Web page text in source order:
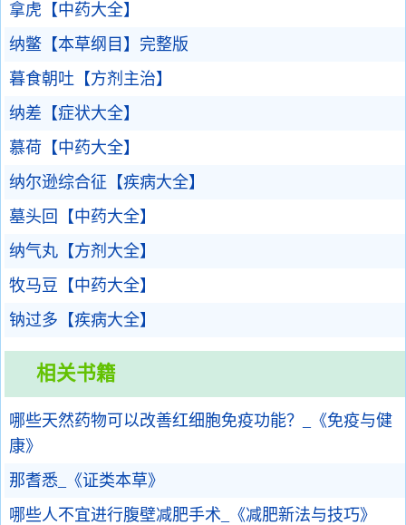
拿虎【中药大全】
纳鳖【本草纲目】完整版
暮食朝吐【方剂主治】
纳差【症状大全】
慕荷【中药大全】
纳尔逊综合征【疾病大全】
墓头回【中药大全】
纳气丸【方剂大全】
牧马豆【中药大全】
钠过多【疾病大全】
相关书籍
哪些天然药物可以改善红细胞免疫功能？_《免疫与健
康》
那耆悉_《证类本草》
哪些人不宜进行腹壁减肥手术_《减肥新法与技巧》